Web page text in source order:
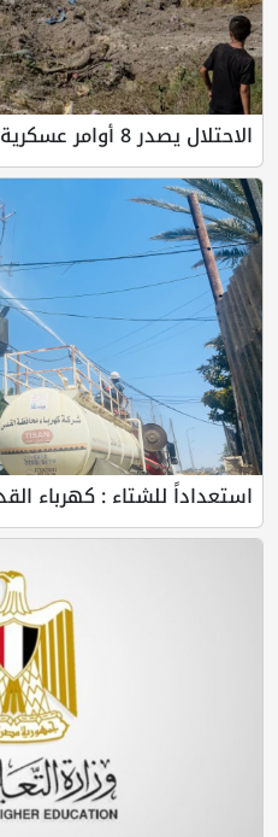
الاحتلال يصدر 8 أوامر عسكرية تستهدف اقتل...
استعداداً للشتاء : كهرباء